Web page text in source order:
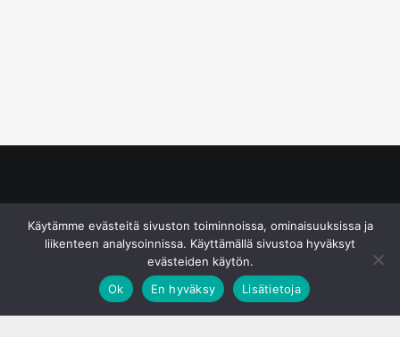
Käytämme evästeitä sivuston toiminnoissa, ominaisuuksissa ja
liikenteen analysoinnissa. Käyttämällä sivustoa hyväksyt
evästeiden käytön.
Ok
En hyväksy Lisätietoja